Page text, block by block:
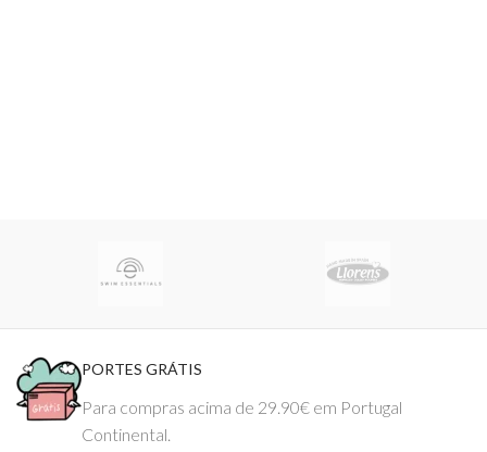
PORTES GRÁTIS
Para compras acima de 29.90€ em Portugal
Continental.